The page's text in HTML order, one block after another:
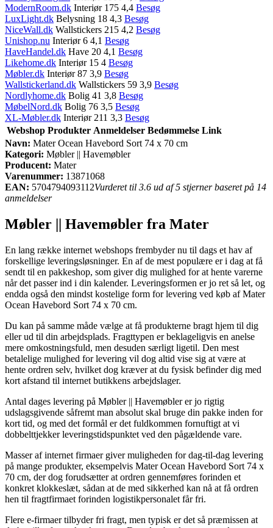
ModernRoom.dk Interiør 175 4,4 Besøg
LuxLight.dk Belysning 18 4,3 Besøg
NiceWall.dk Wallstickers 215 4,2 Besøg
Unishop.nu Interiør 6 4,1 Besøg
HaveHandel.dk Have 20 4,1 Besøg
Likehome.dk Interiør 15 4 Besøg
Møbler.dk Interiør 87 3,9 Besøg
Wallstickerland.dk Wallstickers 59 3,9 Besøg
Nordlyhome.dk Bolig 41 3,8 Besøg
MøbelNord.dk Bolig 76 3,5 Besøg
XL-Møbler.dk Interiør 211 3,3 Besøg
Webshop Produkter Anmeldelser Bedømmelse Link
Navn: Mater Ocean Havebord Sort 74 x 70 cm
Kategori: Møbler || Havemøbler
Producent: Mater
Varenummer: 13871068
EAN: 5704794093112Vurderet til 3.6 ud af 5 stjerner baseret på 14
anmeldelser
Møbler || Havemøbler fra Mater
En lang række internet webshops frembyder nu til dags et hav af
forskellige leveringsløsninger. En af de mest populære er i dag at få
sendt til en pakkeshop, som giver dig mulighed for at hente varerne
når det passer ind i din kalender. Leveringsformen er jo ret så let, og
endda også den mindst kostelige form for levering ved køb af Mater
Ocean Havebord Sort 74 x 70 cm.
Du kan på samme måde vælge at få produkterne bragt hjem til dig
eller ud til din arbejdsplads. Fragttypen er beklageligvis en anelse
mere omkostningsfuld, men desuden særligt ligetil. Den mest
betalelige mulighed for levering vil dog altid vise sig at være at
hente ordren selv, hvilket dog kræver at du fysisk befinder dig med
kort afstand til internet butikkens arbejdslager.
Antal dages levering på Møbler || Havemøbler er jo rigtig
udslagsgivende såfremt man absolut skal bruge din pakke inden for
kort tid, og med det formål er det fuldkommen fornuftigt at vi
dobbelttjekker leveringstidspunktet ved den pågældende vare.
Masser af internet firmaer giver muligheden for dag-til-dag levering
på mange produkter, eksempelvis Mater Ocean Havebord Sort 74 x
70 cm, der dog forudsætter at ordren gennemføres forinden et
konkret klokkeslæt, sådan at de med sikkerhed kan nå at få ordren
hen til fragtfirmaet forinden logistikpersonalet får fri.
Flere e-firmaer tilbyder fri fragt, men typisk er det så præmissen at